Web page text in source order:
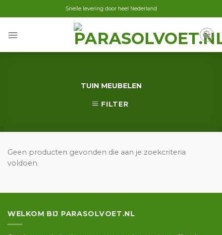
to
Snelle levering door heel Nederland
TUIN MEUBELEN
FILTER
Geen producten gevonden die aan je zoekcriteria
voldoen.
WELKOM BIJ PARASOLVOET.NL